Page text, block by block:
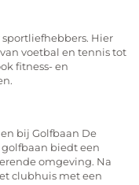
sportliefhebbers. Hier
voetbal en tennis tot
fitness- en
bij Golfbaan De
golfbaan biedt een
omgeving. Na
clubhuis met een